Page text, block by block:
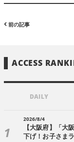
前の記事
ACCESS
DAILY
2026/8/4
【大阪府】「大
下げ！お子さま